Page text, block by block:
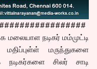
மலையாள நடிகர் மம்முட்டி
மருந்துகளை
நடிகர்களை சிலர் சாடி